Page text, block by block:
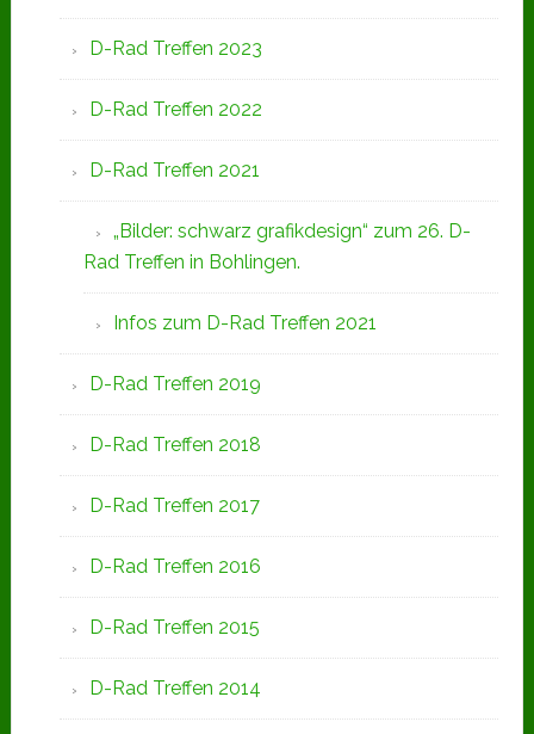
D-Rad Treffen 2023
D-Rad Treffen 2022
D-Rad Treffen 2021
„Bilder: schwarz grafikdesign“ zum 26. D-
Rad Treffen in Bohlingen.
Infos zum D-Rad Treffen 2021
D-Rad Treffen 2019
D-Rad Treffen 2018
D-Rad Treffen 2017
D-Rad Treffen 2016
D-Rad Treffen 2015
D-Rad Treffen 2014